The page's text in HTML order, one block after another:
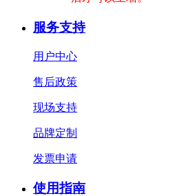
服务支持
用户中心
售后政策
现场支持
品牌定制
发票申请
使用指南